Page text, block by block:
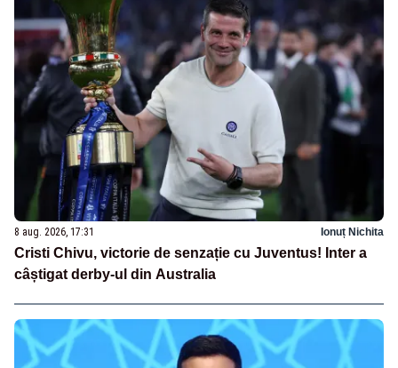
8 aug. 2026, 17:31 Ionuț Nichita
Cristi Chivu, victorie de senzație cu Juventus! Inter a
câștigat derby-ul din Australia